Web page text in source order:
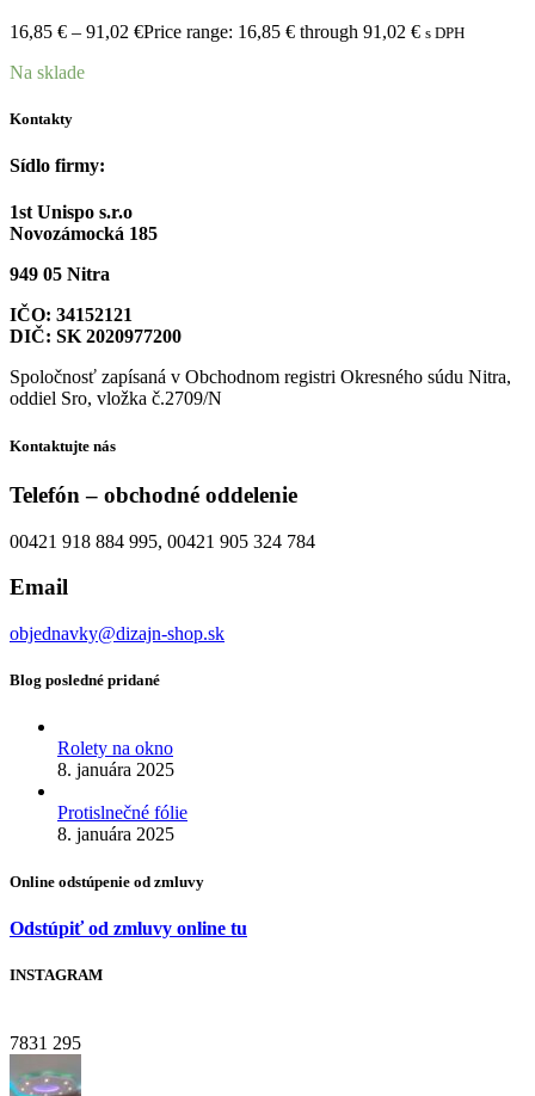
16,85 € – 91,02 €Price range: 16,85 € through 91,02 € s DPH
Na sklade
Kontakty
Sídlo firmy:
1st Unispo s.r.o
Novozámocká 185
949 05 Nitra
IČO: 34152121
DIČ: SK 2020977200
Spoločnosť zapísaná v Obchodnom registri Okresného súdu Nitra,
oddiel Sro, vložka č.2709/N
Kontaktujte nás
Telefón – obchodné oddelenie
00421 918 884 995, 00421 905 324 784
Email
objednavky@dizajn-shop.sk
Blog posledné pridané
Rolety na okno
8. januára 2025
Protislnečné fólie
8. januára 2025
Online odstúpenie od zmluvy
Odstúpiť od zmluvy online tu
INSTAGRAM
7831 295